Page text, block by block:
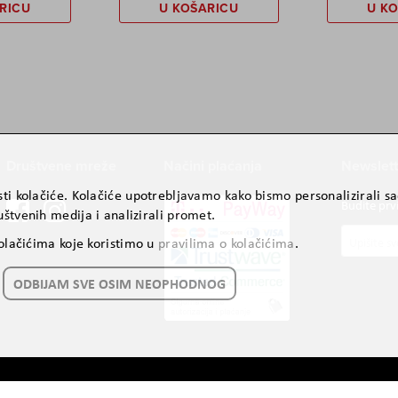
U KOŠARICU U
Budite
kolačiće. Kolačiće upotrebljavamo kako bismo personalizirali
medija i analizirali promet.
koje koristimo u pravilima o kolačićima.
ODBIJAM SVE OSIM NEOPHODNOG